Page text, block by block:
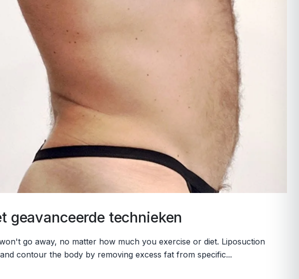
geavanceerde technieken
go away, no matter how much you exercise or diet. Liposuction
contour the body by removing excess fat from specific...